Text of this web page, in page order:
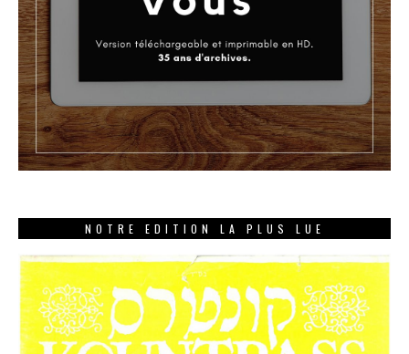
NOTRE EDITION LA PLUS LUE